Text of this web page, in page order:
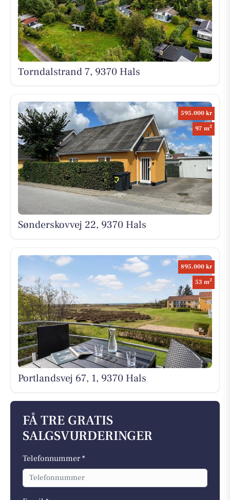
Torndalstrand 7, 9370 Hals
595.000 kr
97 m2
Sønderskovvej 22, 9370 Hals
895.000 kr
53 m2
Portlandsvej 67, 1, 9370 Hals
FÅ TRE GRATIS
SALGSVURDERINGER
Telefonnummer *